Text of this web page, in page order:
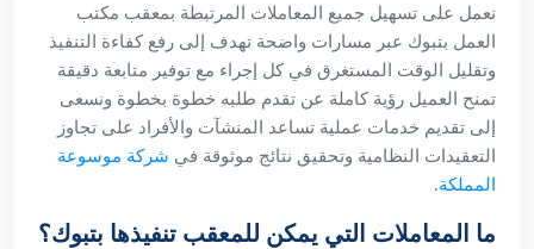
نعمل على تسهيل جميع المعاملات المرتبطة بمعقب مكتب
العمل بتبوك عبر مسارات واضحة تهدف إلى رفع كفاءة التنفيذ
وتقليل الوقت المستغرق في كل إجراء مع توفير متابعة دقيقة
تمنح العميل رؤية كاملة عن تقدم طلبه خطوة بخطوة ونسعى
إلى تقديم خدمات عملية تساعد المنشآت والأفراد على تجاوز
التعقيدات النظامية وتحقيق نتائج موثوقة في شركة موسوعة
المملكة.
ما المعاملات التي يمكن للمعقب تنفيذها بتبوك؟